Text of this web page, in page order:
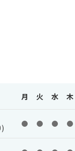
月 火 水 木